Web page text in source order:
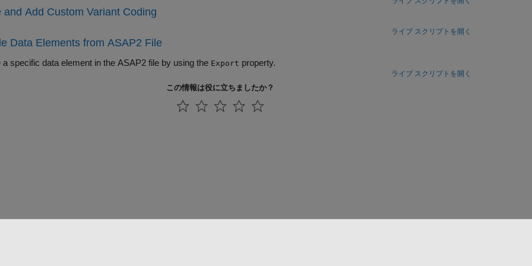
and Add Custom Variant Coding
ライブ スクリプトを開く
Data Elements from ASAP2 File
a specific data element in the ASAP2 file by using the Export property.
ライブ スクリプトを開く
この情報は役に立ちましたか？